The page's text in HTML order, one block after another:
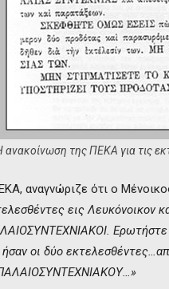
ανακοίνωση της ΠΕΚΑ για τις
αναγνώριζε ότι ο
εις Λευκόνοικον
ήσαν οι δύο